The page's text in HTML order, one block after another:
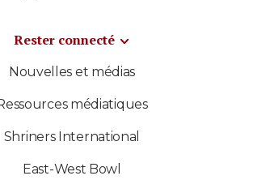
Rester connecté
Nouvelles et médias
médiatiques
Shriners International
East-West Bowl